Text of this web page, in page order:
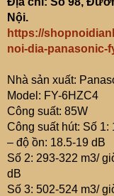
Nội.
https://
noi-dia-panasonic-
Nhà sản xuất:
Model: FY-6HZC4
Công suất: 85W
Công suất hút: Số 1:
– độ ồn: 18.5-19 dB
Số 2: 293-322 m3/
dB
Số 3: 502-524 m3/